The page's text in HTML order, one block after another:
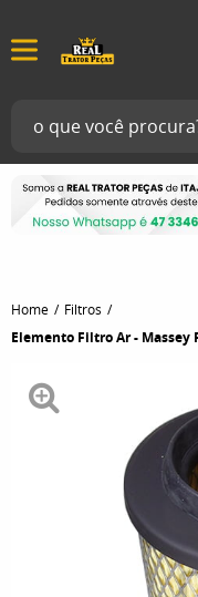
Home Filtros
Elemento Filtro Ar - Massey